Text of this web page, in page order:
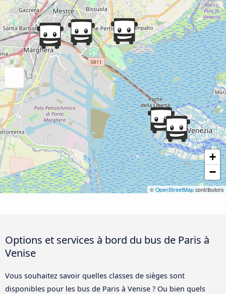
+
−
© OpenStreetMap contributors
Options et services à bord du bus de Paris à
Venise
Vous souhaitez savoir quelles classes de sièges sont
disponibles pour les bus de Paris à Venise ? Ou bien quels